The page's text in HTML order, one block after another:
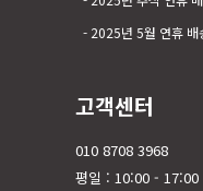
2025년 5월 연휴 배
고객센터
010 8708 3968
평일 : 10:00 - 17:00